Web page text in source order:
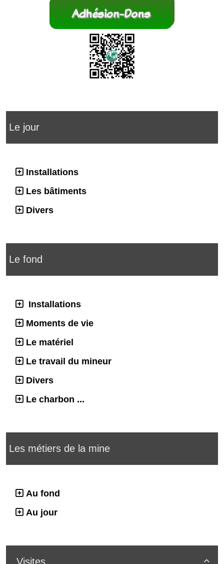
Le jour
Installations
Les bâtiments
Divers
Le fond
Installations
Moments de vie
Le matériel
Le travail du mineur
Divers
Le charbon ...
Les métiers de la mine
Au fond
Au jour

Visites